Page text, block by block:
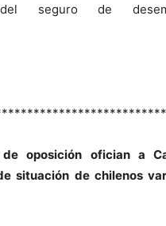
del seguro de
de oposición ofician a
situación de chilenos